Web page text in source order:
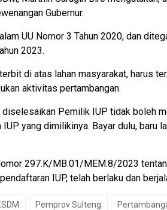
Gubernur.
UU Nomor 3 Tahun 2020, dan
2023.
di atas lahan masyarakat, harus
aktivitas pertambangan.
diselesaikan Pemilik IUP tidak boleh
yang dimilikinya. Bayar dulu, baru
297.K/MB.01/MEM.8/2023
IUP, telah berlaku dan
Pemprov Sulteng